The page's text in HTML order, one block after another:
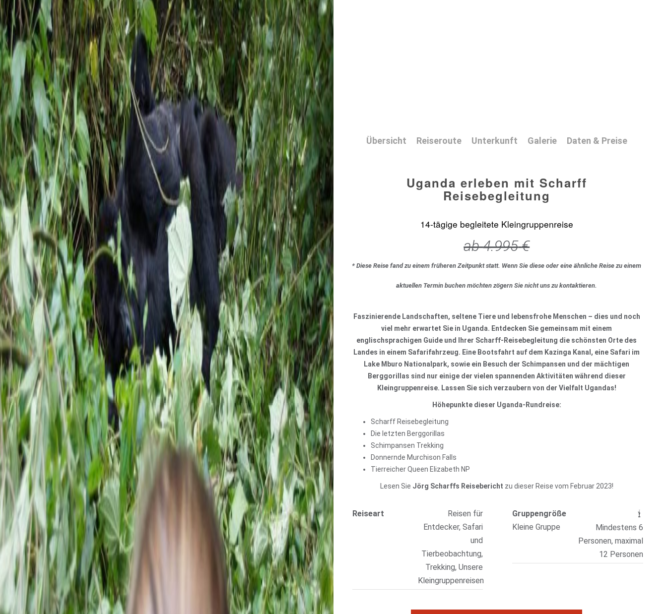
Übersicht Reiseroute Unterkunft Galerie Daten & Preise
Uganda erleben mit Scharff
Reisebegleitung
14-tägige begleitete Kleingruppenreise
ab4.995 €
* Diese Reise fand zu einem früheren Zeitpunkt statt. Wenn Sie diese oder eine ähnliche Reise zu einem
aktuellen Termin buchen möchten zögern Sie nicht uns zu kontaktieren.
Faszinierende Landschaften, seltene Tiere und lebensfrohe Menschen – dies und noch
viel mehr erwartet Sie in Uganda. Entdecken Sie gemeinsam mit einem
englischsprachigen Guide und Ihrer Scharff-Reisebegleitung die schönsten Orte des
Landes in einem Safarifahrzeug. Eine Bootsfahrt auf dem Kazinga Kanal, eine Safari im
Lake Mburo Nationalpark, sowie ein Besuch der Schimpansen und der mächtigen
Berggorillas sind nur einige der vielen spannenden Aktivitäten während dieser
Kleingruppenreise. Lassen Sie sich verzaubern von der Vielfalt Ugandas!
Höhepunkte dieser Uganda-Rundreise:
Scharff Reisebegleitung
Die letzten Berggorillas
Schimpansen Trekking
Donnernde Murchison Falls
Tierreicher Queen Elizabeth NP
Lesen Sie Jörg Scharffs Reisebericht zu dieser Reise vom Februar 2023!
Reiseart
Reisen für
Entdecker, Safari
und
Tierbeobachtung,
Trekking, Unsere
Kleingruppenreisen
Gruppengröße
Kleine Gruppe
Mindestens 6
Personen, maximal
12 Personen